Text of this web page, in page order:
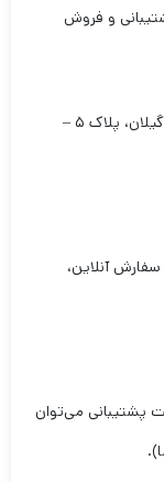
📌 تهران، خیابان ولیعصر، بالاتر از طالقانی، کوچه گیلان، پلاک ۵ –
آنلاین،
پشتیبانی می‌توان